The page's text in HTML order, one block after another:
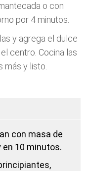
o con
por 4 minutos.
y agrega el dulce
centro. Cocina las
más y listo.
con masa de
10 minutos.